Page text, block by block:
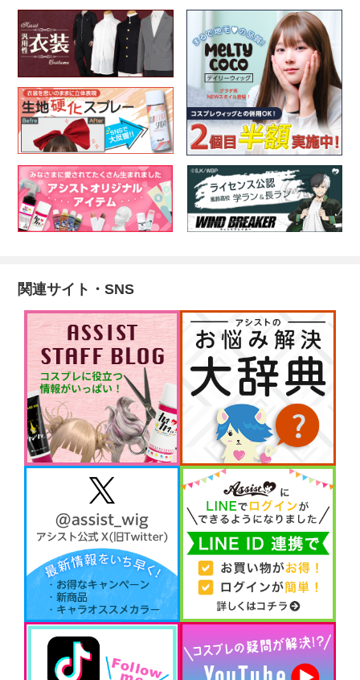
関連サイト・SNS